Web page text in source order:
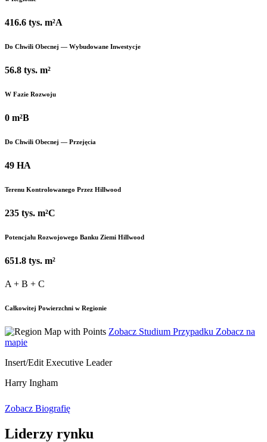
416.6 tys. m²A
Do Chwili Obecnej — Wybudowane Inwestycje
56.8 tys. m²
W Fazie Rozwoju
0 m²B
Do Chwili Obecnej — Przejęcia
49 HA
Terenu Kontrolowanego Przez Hillwood
235 tys. m²C
Potencjału Rozwojowego Banku Ziemi Hillwood
651.8 tys. m²
A + B + C
Całkowitej Powierzchni w Regionie
Zobacz Studium Przypadku Zobacz na
mapie
Insert/Edit Executive Leader
Harry Ingham
Zobacz Biografię
Liderzy rynku